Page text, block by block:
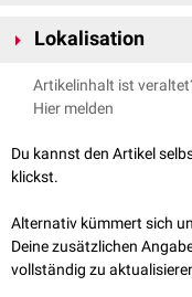
haben Condylomata lata
Papelbeete auftreten. Das
Sekretist reich an
Lokalisation
Condylomata lata treten vor
Rima ani
Nabelgegend und die
Artikelinhalt ist
Hier melden
Du kannst den Artikel
klickst.
Alternativ kümmert sich
Deine zusätzlichen
vollständig zu